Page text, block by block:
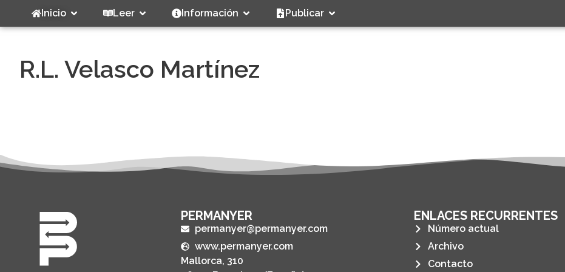
Inicio Leer Información Publicar
R.L. Velasco Martínez
PERMANYER
permanyer@permanyer.com
www.permanyer.com
Mallorca, 310
ENLACES RECURRENTES
Número actual
Archivo
Contacto